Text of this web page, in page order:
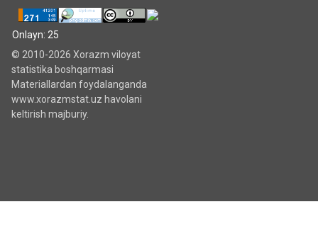
Onlayn: 25
© 2010-2026 Xorazm viloyat
statistika boshqarmasi
Materiallardan foydalanganda
www.xorazmstat.uz havolani
keltirish majburiy.